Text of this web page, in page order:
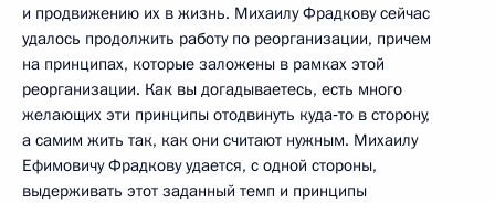
и продвижению их в жизнь. Михаилу Фрадкову сейчас
удалось продолжить работу по реорганизации, причем
на принципах, которые заложены в рамках этой
реорганизации. Как вы догадываетесь, есть много
желающих эти принципы отодвинуть куда‑то в сторону,
а самим жить так, как они считают нужным. Михаилу
Ефимовичу Фрадкову удается, с одной стороны,
выдерживать этот заданный темп и принципы